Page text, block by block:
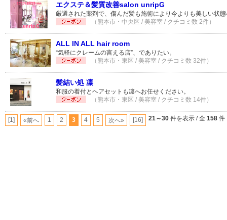
エクステ＆髪質改善salon unripG
厳選された薬剤で、傷んだ髪も施術により今よりも美しい状
（熊本市・中央区 / 美容室 / クチコミ数 2件）
ALL IN ALL hair room
“気軽にクレームの言える店”、でありたい。
（熊本市・東区 / 美容室 / クチコミ数 32件）
髪結い処 凛
和服の着付とヘアセットも凛へお任せください。
（熊本市・東区 / 美容室 / クチコミ数 14件）
[1] «前へ 1 2 3 4 5 次へ» [16] 21～30 件を表示 / 全 158 件